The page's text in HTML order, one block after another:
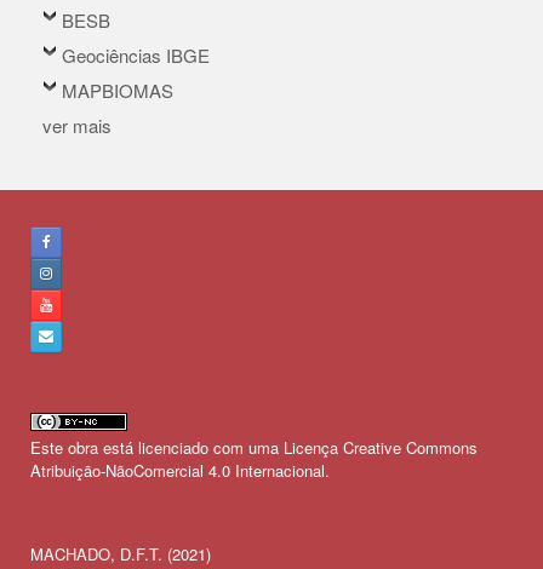
BESB
Geociências IBGE
MAPBIOMAS
ver mais
Este obra está licenciado com uma Licença Creative Commons
Atribuição-NãoComercial 4.0 Internacional.
MACHADO, D.F.T. (2021)